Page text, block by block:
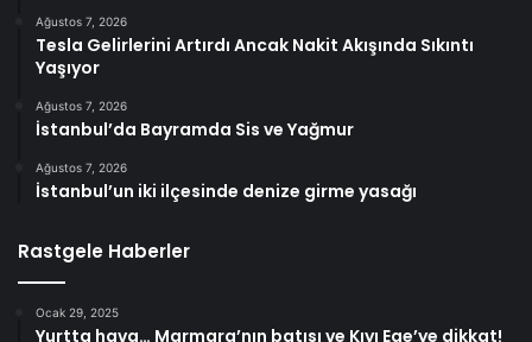
Ağustos 7, 2026
Tesla Gelirlerini Artırdı Ancak Nakit Akışında Sıkıntı
Yaşıyor
Ağustos 7, 2026
İstanbul’da Bayramda Sis ve Yağmur
Ağustos 7, 2026
İstanbul’un iki ilçesinde denize girme yasağı
Rastgele Haberler
Ocak 29, 2025
Yurtta hava… Marmara’nın batısı ve Kıyı Ege’ye dikkat!